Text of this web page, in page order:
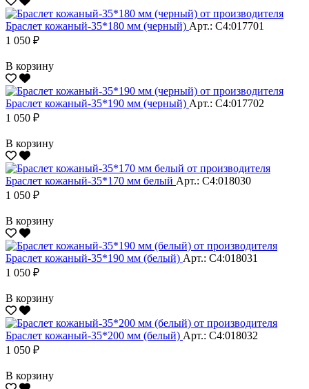
Браслет кожаный-35*180 мм (черный) Арт.: С4:017701
1 050 ₽
В корзину
Браслет кожаный-35*190 мм (черный) Арт.: С4:017702
1 050 ₽
В корзину
Браслет кожаный-35*170 мм белый Арт.: С4:018030
1 050 ₽
В корзину
Браслет кожаный-35*190 мм (белый) Арт.: С4:018031
1 050 ₽
В корзину
Браслет кожаный-35*200 мм (белый) Арт.: С4:018032
1 050 ₽
В корзину